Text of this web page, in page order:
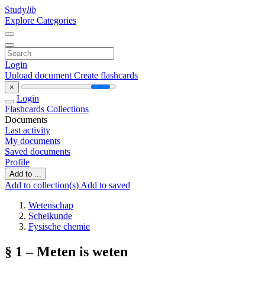
Studylib
Explore Categories
Login
Upload document Create flashcards
×
Login
Flashcards Collections
Documents
Last activity
My documents
Saved documents
Profile
Add to ...
Add to collection(s) Add to saved
Wetenschap
Scheikunde
Fysische chemie
§ 1 – Meten is weten